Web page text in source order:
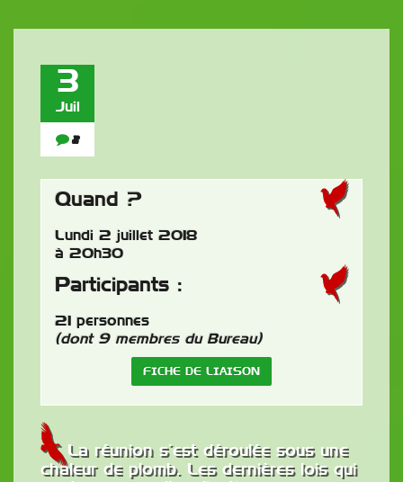
3
Juil
2
Quand ?
Lundi 2 juillet 2018
à 20h30
Participants :
21 personnes
(dont 9 membres du Bureau)
FICHE DE LIAISON
La réunion s’est déroulée sous une
chaleur de plomb. Les dernières lois qui